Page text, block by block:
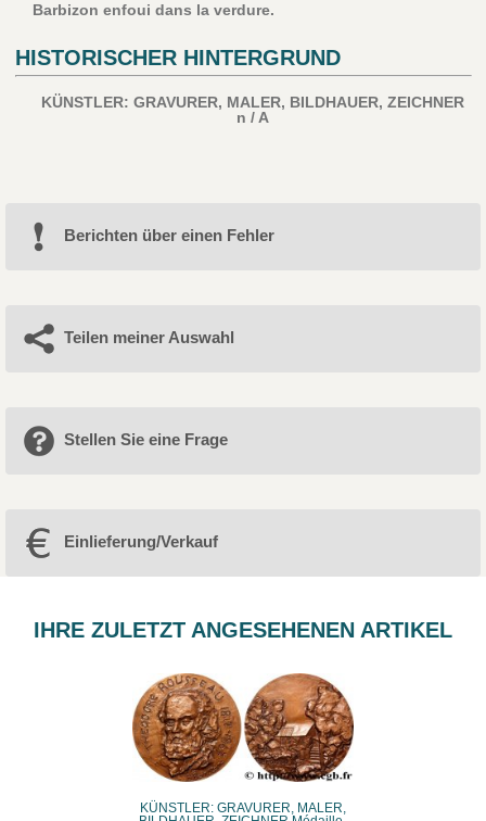
Barbizon enfoui dans la verdure.
HISTORISCHER HINTERGRUND
KÜNSTLER: GRAVURER, MALER, BILDHAUER, ZEICHNER
n / A
Berichten über einen Fehler
Teilen meiner Auswahl
Stellen Sie eine Frage
Einlieferung/Verkauf
IHRE ZULETZT ANGESEHENEN ARTIKEL
KÜNSTLER: GRAVURER, MALER,